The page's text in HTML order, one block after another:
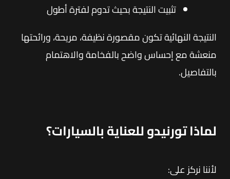
تثبيت النتيجة بحيث تدوم لفترة أطول
النتيجة النهائية تكون مقصورة نظيفة، مريحة، ورائحتها
منعشة مع إحساس واضح بالفخامة والاهتمام
بالتفاصيل.
لماذا تورنيدو للعناية بالسيارات؟
لأننا نركز على: